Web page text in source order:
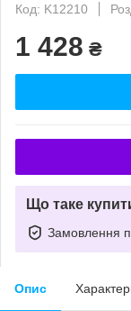
Код: K12210
1 428 ₴
Що таке
Замовлення
Опис